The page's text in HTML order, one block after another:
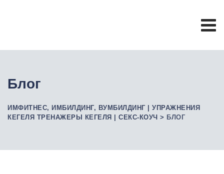
Блог
ИМФИТНЕС, ИМБИЛДИНГ, ВУМБИЛДИНГ | УПРАЖНЕНИЯ
КЕГЕЛЯ ТРЕНАЖЕРЫ КЕГЕЛЯ | СЕКС-КОУЧ > БЛОГ